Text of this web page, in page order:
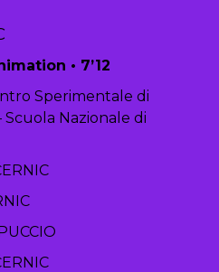
• 7’12
Sperimentale di
Nazionale di